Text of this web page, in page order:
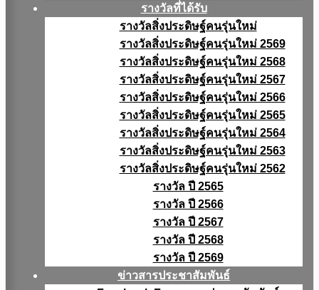
รางวัลที่ได้รับ
รางวัลสิ่งประดิษฐ์คนรุ่นใหม่
รางวัลสิ่งประดิษฐ์คนรุ่นใหม่ 2569
รางวัลสิ่งประดิษฐ์คนรุ่นใหม่ 2568
รางวัลสิ่งประดิษฐ์คนรุ่นใหม่ 2567
รางวัลสิ่งประดิษฐ์คนรุ่นใหม่ 2566
รางวัลสิ่งประดิษฐ์คนรุ่นใหม่ 2565
รางวัลสิ่งประดิษฐ์คนรุ่นใหม่ 2564
รางวัลสิ่งประดิษฐ์คนรุ่นใหม่ 2563
รางวัลสิ่งประดิษฐ์คนรุ่นใหม่ 2562
รางวัล ปี 2565
รางวัล ปี 2566
รางวัล ปี 2567
รางวัล ปี 2568
รางวัล ปี 2569
ข่าวสารประชาสัมพันธ์